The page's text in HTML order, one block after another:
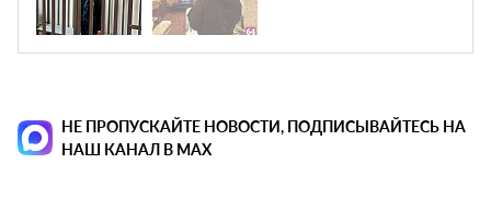
НЕ ПРОПУСКАЙТЕ НОВОСТИ, ПОДПИСЫВАЙТЕСЬ НА
НАШ КАНАЛ В MAX